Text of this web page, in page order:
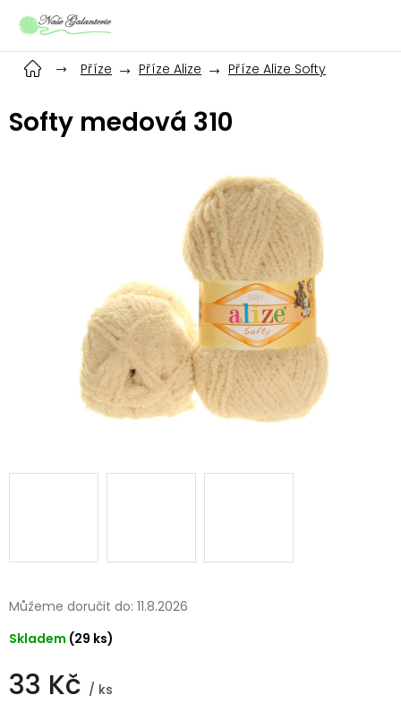
Příze
Příze Alize Příze Alize Softy
Softy medová 310
33 Kč / ks
Skladem (29 ks)
Můžeme doručit do: 11.8.2026